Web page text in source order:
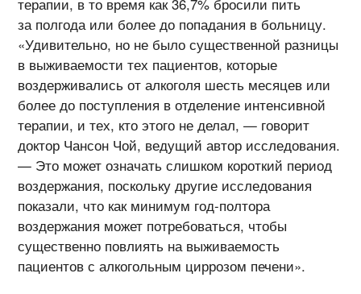
терапии, в то время как 36,7% бросили пить
за полгода или более до попадания в больницу.
«Удивительно, но не было существенной разницы
в выживаемости тех пациентов, которые
воздерживались от алкоголя шесть месяцев или
более до поступления в отделение интенсивной
терапии, и тех, кто этого не делал, — говорит
доктор Чансон Чой, ведущий автор исследования.
— Это может означать слишком короткий период
воздержания, поскольку другие исследования
показали, что как минимум год-полтора
воздержания может потребоваться, чтобы
существенно повлиять на выживаемость
пациентов с алкогольным циррозом печени».